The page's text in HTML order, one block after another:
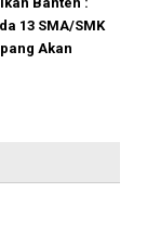
13 SMA/SMK
Akan